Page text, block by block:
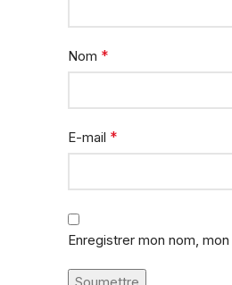
Nom *
E-mail *
Enregistrer mon nom,